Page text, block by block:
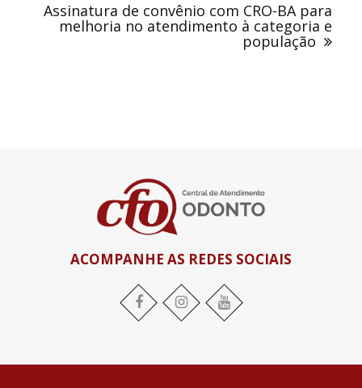
Assinatura de convênio com CRO-BA para
melhoria no atendimento à categoria e
população
ACOMPANHE AS REDES SOCIAIS
Facebook Instagram YouTube